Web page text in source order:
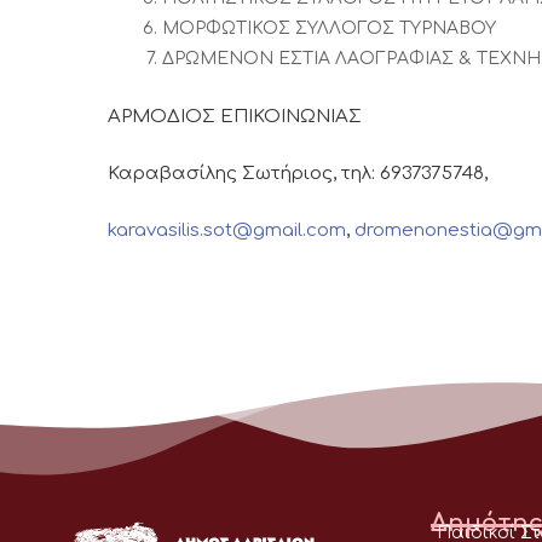
ΜΟΡΦΩΤΙΚΟΣ ΣΥΛΛΟΓΟΣ ΤΥΡΝΑΒΟΥ
ΔΡΩΜΕΝΟΝ ΕΣΤΙΑ ΛΑΟΓΡΑΦΙΑΣ &
ΑΡΜΟΔΙΟΣ ΕΠΙΚΟΙΝΩΝΙΑΣ
Καραβασίλης Σωτήριος, τηλ: 6937375748,
karavasilis.sot@gmail.com,
Παιδικοί